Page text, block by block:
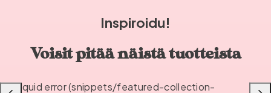
Inspiroidu!
Voisit pitää näistä tuotteista
Liquid error (snippets/featured-collection-